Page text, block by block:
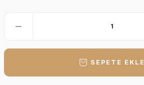
SEPETE EKLE